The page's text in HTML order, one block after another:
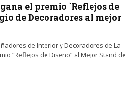
el premio `Reflejos de
de Decoradores al mejor
de Interior y Decoradores de La
“Reflejos de Diseño” al Mejor Stand de